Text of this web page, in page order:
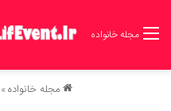
مجله خانواده
مجله خانواده»